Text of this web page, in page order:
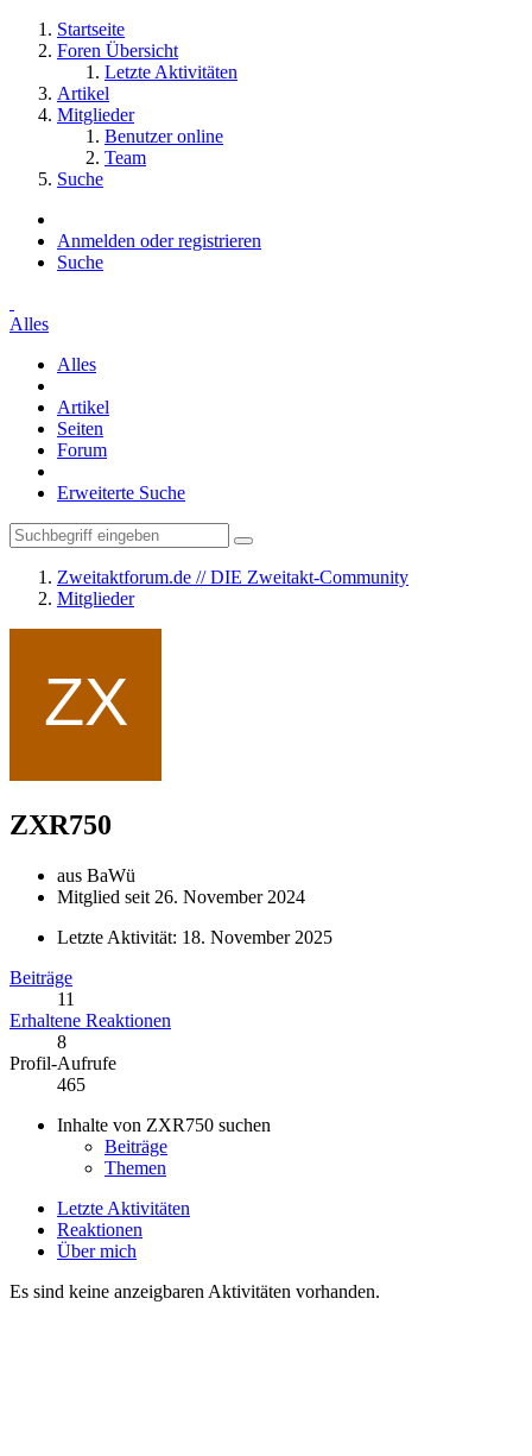
Startseite
Foren Übersicht
Letzte Aktivitäten
Artikel
Mitglieder
Benutzer online
Team
Suche
Anmelden oder registrieren
Suche
Alles
Alles
Artikel
Seiten
Forum
Erweiterte Suche
Zweitaktforum.de // DIE Zweitakt-Community
Mitglieder
ZXR750
aus BaWü
Mitglied seit 26. November 2024
Letzte Aktivität: 18. November 2025
Beiträge
11
Erhaltene Reaktionen
8
Profil-Aufrufe
465
Inhalte von ZXR750 suchen
Beiträge
Themen
Letzte Aktivitäten
Reaktionen
Über mich
Es sind keine anzeigbaren Aktivitäten vorhanden.